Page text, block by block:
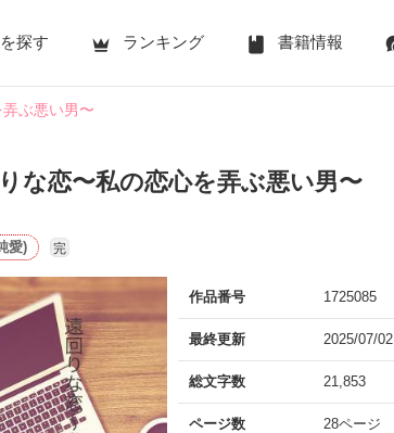
探す ランキング 書籍情報
ぶ悪い男〜
な恋〜私の恋心を弄ぶ悪い男〜
愛) 完
作品番号 1725085
最終更新 2025/07/02
総文字数 21,853
ページ数 28ページ